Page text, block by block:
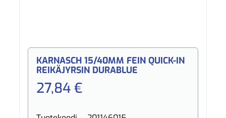
KARNASCH 15/40MM FEIN QUICK-IN
REIKÄJYRSIN DURABLUE
27,84 €